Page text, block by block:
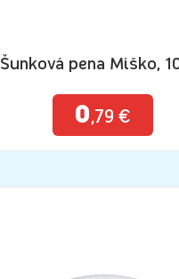
Šunková pena Miško,
0,79 €